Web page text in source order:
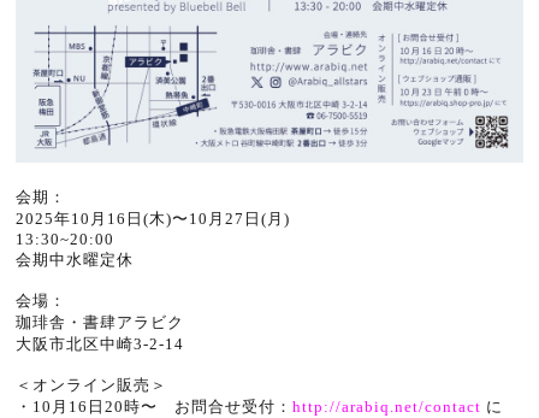
会期：
2025年10月16日(木)〜10月27日(月)
13:30~20:00
会期中水曜定休
会場：
珈琲舎・書肆アラビク
大阪市北区中崎3-2-14
＜オンライン販売＞
・10月16日20時〜 お問合せ受付：http://arabiq.net/contact に